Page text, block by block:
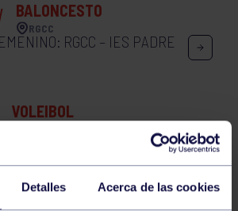
Detalles Acerca de las cookies
BALONCESTO
RGCC
RGCC – IES PADRE
VOLEIBOL
A – AD CURTIDORA A
VOLEIBOL